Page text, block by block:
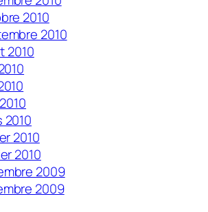
2010
2010
2010
2010
2010
2010
2009
2009